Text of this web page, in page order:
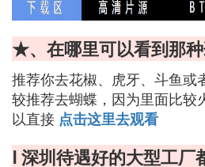
★、在哪里可以看到那
推荐你去花椒、虎牙、斗鱼或
较推荐去蝴蝶，因为里面比较
以直接 点击这里去观看
Ⅰ 深圳待遇好的大型工